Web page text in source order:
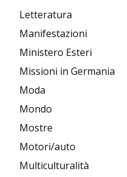
Letteratura
Manifestazioni
Ministero Esteri
Missioni in Germania
Moda
Mondo
Mostre
Motori/auto
Multiculturalità